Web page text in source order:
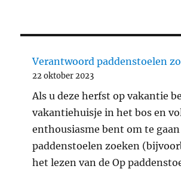
Verantwoord paddenstoelen
22 oktober 2023
Als u deze herfst op vakantie
vakantiehuisje in het bos en
enthousiasme bent om te gaan
paddenstoelen zoeken
het lezen van de Op